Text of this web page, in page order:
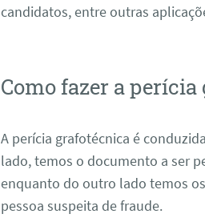
candidatos, entre outras
Como fazer a
A perícia grafotécnica é
lado, temos o documento a ser
enquanto do outro lado temos
pessoa suspeita de fraude.